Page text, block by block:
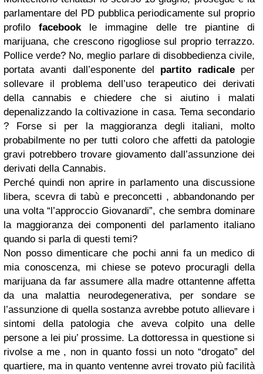
parlamentare del PD pubblica periodicamente sul proprio
profilofacebookle immagine delle tre piantine di
marijuana, che crescono rigogliose sul proprio terrazzo.
Pollice verde? No, meglio parlare di disobbedienza civile,
portata avanti dall’esponente del partito radicaleper
sollevare il problema dell’uso terapeutico dei derivati
della cannabis e chiedere che si aiutino i malati
depenalizzando la coltivazione in casa. Tema secondario
? Forse si per la maggioranza degli italiani, molto
probabilmente no per tutti coloro che affetti da patologie
gravi potrebbero trovare giovamento dall’assunzione dei
derivati della Cannabis.
Perché quindi non aprire in parlamento una discussione
libera, scevra di tabù e preconcetti , abbandonando per
una volta “l’approccio Giovanardi”, che sembra dominare
la maggioranza dei componenti del parlamento italiano
quando si parla di questi temi?
Non posso dimenticare che pochi anni fa un medico di
mia conoscenza, mi chiese se potevo procuragli della
marijuana da far assumere alla madre ottantenne affetta
da una malattia neurodegenerativa, per sondare se
l’assunzione di quella sostanza avrebbe potuto allievare i
sintomi della patologia che aveva colpito una delle
persone a lei piu’ prossime. La dottoressa in questione si
rivolse a me , non in quanto fossi un noto “drogato” del
quartiere, ma in quanto ventenne avrei trovato più facilità